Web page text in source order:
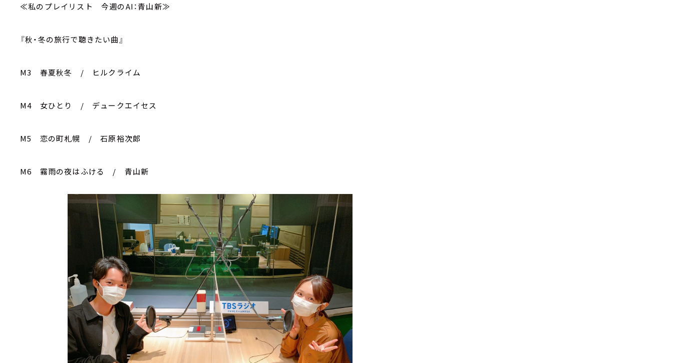
≪私のプレイリスト 今週のAI：青山新≫
『秋・冬の旅行で聴きたい曲』
M3 春夏秋冬 / ヒルクライム
M4 女ひとり / デュークエイセス
M5 恋の町札幌 / 石原裕次郎
M6 霧雨の夜はふける / 青山新